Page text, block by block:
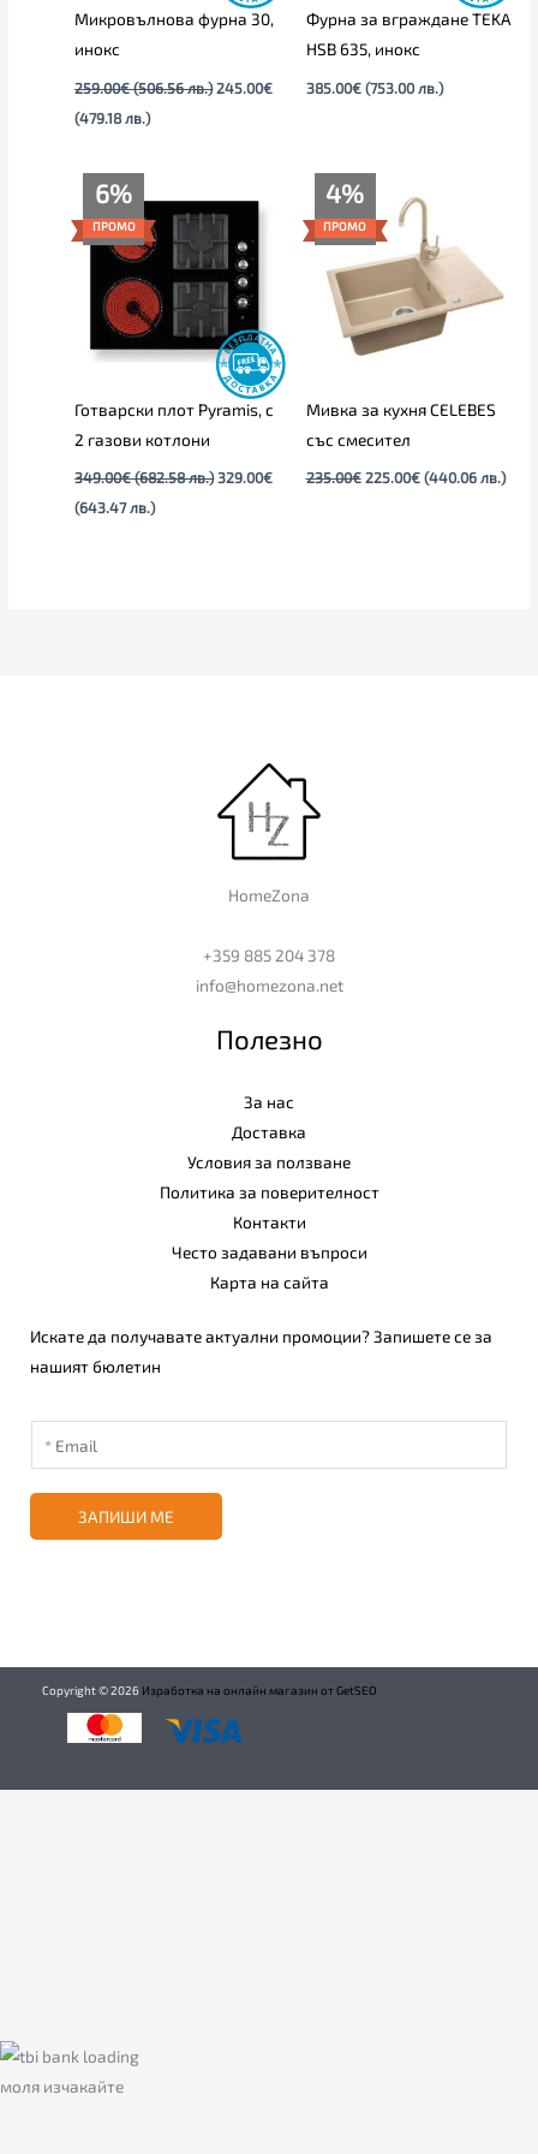
Микровълнова фурна 30,
инокс
259.00€ (506.56 лв.) 245.00€
(479.18 лв.)
Фурна за вграждане TEKA
HSB 635, инокс
385.00€ (753.00 лв.)
6%
ПРОМО
Готварски плот Pyramis, с
2 газови котлони
349.00€ (682.58 лв.)
price
was:
349.00€
(682.58
лв.).
329.00€
(643.47 лв.)
цена
е:
329.00€
(643.47
4%
ПРОМО
Мивка за кухня CELEBES
със смесител
235.00€
price
was:
235.00€.
225.00€
цена
225.00€.
(440.06 лв.)
HomeZona
+359 885 204 378
info@homezona.net
Полезно
За нас
Доставка
Условия за ползване
Политика за поверителност
Контакти
Често задавани въпроси
Карта на сайта
Искате да получавате актуални промоции? Запишете се за
нашият бюлетин
ЗАПИШИ МЕ
Copyright ©2026 Изработка на онлайн магазин от GetSEO
моля изчакайте